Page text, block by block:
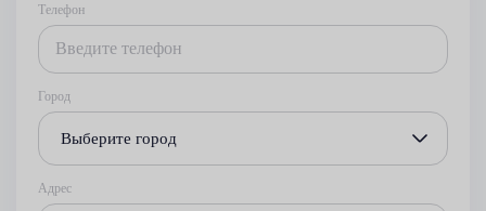
Телефон
Город
Выберите город
Адрес